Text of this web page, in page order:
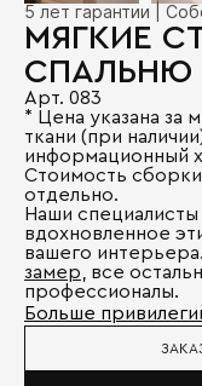
5 лет гарантии |
МЯГКИЕ
СПАЛЬНЮ
Арт. 083
* Цена указана за
ткани (при
информационный
Стоимость сборки
отдельно.
Наши
вдохновленное
вашего
замер , все
профессионалы.
Больше